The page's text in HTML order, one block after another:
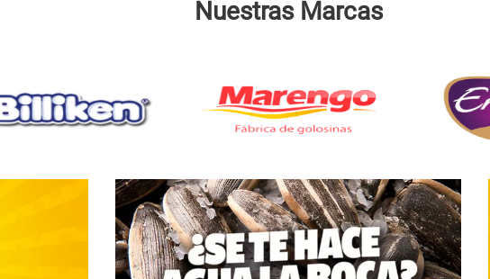
Nuestras Marcas